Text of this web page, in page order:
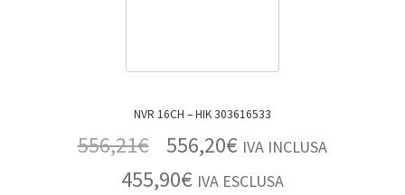
NVR 16CH – HIK 303616533
556,21€ 556,20€ IVA INCLUSA
455,90€ IVA ESCLUSA